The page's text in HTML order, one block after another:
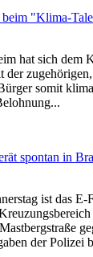
beim "Klima-
hat sich dem
der
somit
spontan in
ist das E-
der Polizei